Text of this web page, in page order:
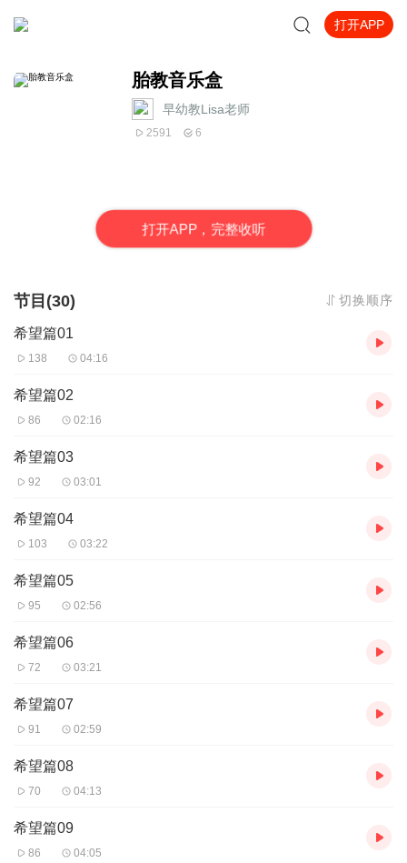
打开APP
胎教音乐盒
早幼教Lisa老师
2591 6
打开APP，完整收听
节目(30) 切换顺序
希望篇01
138 04:16
希望篇02
86 02:16
希望篇03
92 03:01
希望篇04
103 03:22
希望篇05
95 02:56
希望篇06
72 03:21
希望篇07
91 02:59
希望篇08
70 04:13
希望篇09
86 04:05